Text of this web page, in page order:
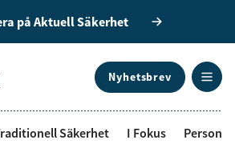
på Aktuell Säkerhet
Nyhetsbrev
Säkerhet I Fokus